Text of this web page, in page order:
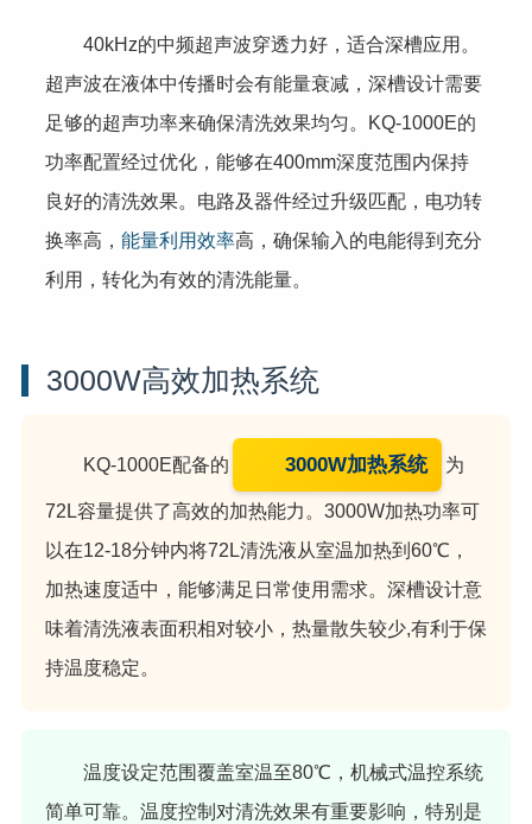
40kHz的中频超声波穿透力好，适合深槽应用。
超声波在液体中传播时会有能量衰减，深槽设计需要
足够的超声功率来确保清洗效果均匀。KQ-1000E的
功率配置经过优化，能够在400mm深度范围内保持
良好的清洗效果。电路及器件经过升级匹配，电功转
换率高， 能量利用效率高，确保输入的电能得到充分
利用，转化为有效的清洗能量。
3000W高效加热系统
KQ-1000E配备的 3000W加热系统 为
72L容量提供了高效的加热能力。3000W加热功率可
以在12-18分钟内将72L清洗液从室温加热到60℃，
加热速度适中，能够满足日常使用需求。深槽设计意
味着清洗液表面积相对较小，热量散失较少,有利于保
持温度稳定。
温度设定范围覆盖室温至80℃，机械式温控系统
简单可靠。温度控制对清洗效果有重要影响，特别是